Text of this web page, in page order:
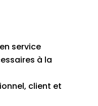
service
à la
client et